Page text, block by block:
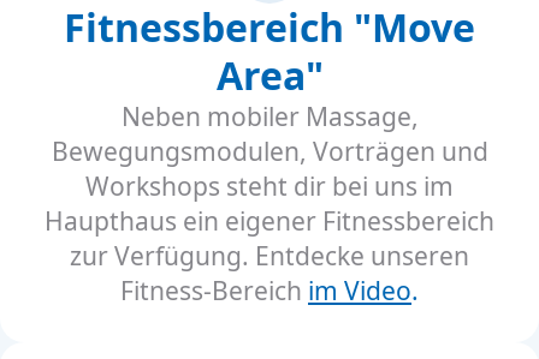
Fitnessbereich "Move
Area"
Neben mobiler Massage,
Bewegungsmodulen, Vorträgen und
Workshops steht dir bei uns im
Haupthaus ein eigener Fitnessbereich
zur Verfügung. Entdecke unseren
Fitness-Bereich im Video.